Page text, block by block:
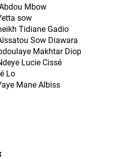
Mbow
sow
Tidiane Gadio
Sow Diawara
Makhtar Diop
Lucie Cissé
Lo
Mane Albiss